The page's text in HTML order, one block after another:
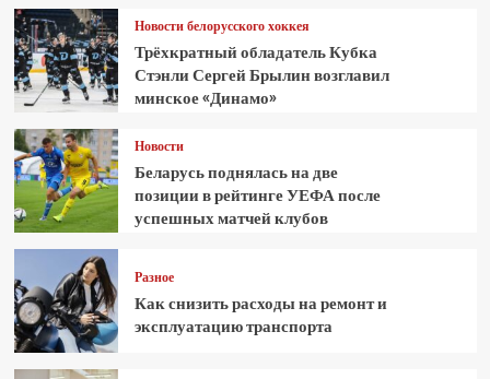
Новости белорусского хоккея
Трёхкратный обладатель Кубка
Стэнли Сергей Брылин возглавил
минское «Динамо»
Новости
Беларусь поднялась на две
позиции в рейтинге УЕФА после
успешных матчей клубов
Разное
Как снизить расходы на ремонт и
эксплуатацию транспорта